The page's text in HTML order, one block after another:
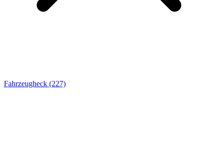
Fahrzeugheck (227)